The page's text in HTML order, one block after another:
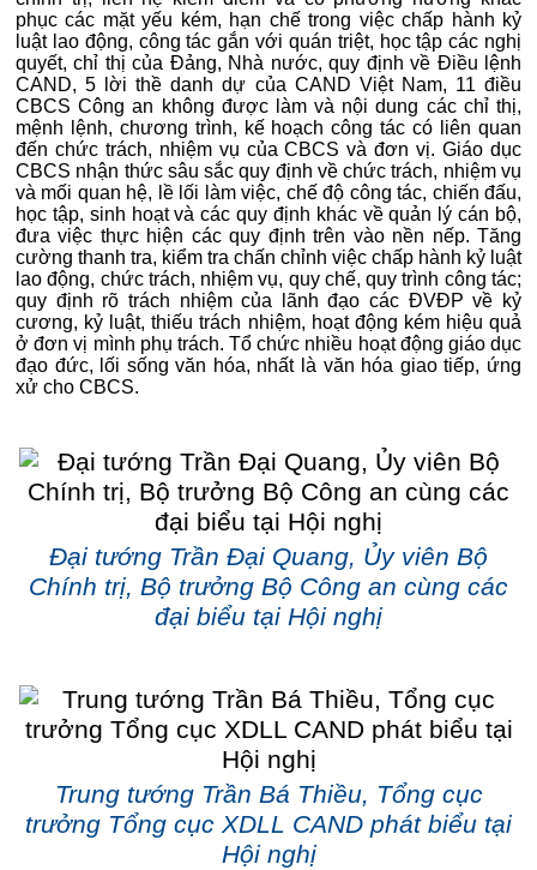
phục các mặt yếu kém, hạn chế trong việc chấp hành kỷ
luật lao động, công tác gắn với quán triệt, học tập các nghị
quyết, chỉ thị của Đảng, Nhà nước, quy định về Điều lệnh
CAND, 5 lời thề danh dự của CAND Việt Nam, 11 điều
CBCS Công an không được làm và nội dung các chỉ thị,
mệnh lệnh, chương trình, kế hoạch công tác có liên quan
đến chức trách, nhiệm vụ của CBCS và đơn vị. Giáo dục
CBCS nhận thức sâu sắc quy định về chức trách, nhiệm vụ
và mối quan hệ, lề lối làm việc, chế độ công tác, chiến đấu,
học tập, sinh hoạt và các quy định khác về quản lý cán bộ,
đưa việc thực hiện các quy định trên vào nền nếp. Tăng
cường thanh tra, kiểm tra chấn chỉnh việc chấp hành kỷ luật
lao động, chức trách, nhiệm vụ, quy chế, quy trình công tác;
quy định rõ trách nhiệm của lãnh đạo các ĐVĐP về kỷ
cương, kỷ luật, thiếu trách nhiệm, hoạt động kém hiệu quả
ở đơn vị mình phụ trách. Tổ chức nhiều hoạt động giáo dục
đạo đức, lối sống văn hóa, nhất là văn hóa giao tiếp, ứng
xử cho CBCS.
Đại tướng Trần Đại Quang, Ủy viên Bộ
Chính trị, Bộ trưởng Bộ Công an cùng các
đại biểu tại Hội nghị
Trung tướng Trần Bá Thiều, Tổng cục
trưởng Tổng cục XDLL CAND phát biểu tại
Hội nghị